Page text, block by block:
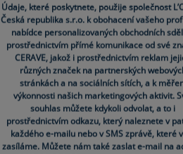
Údaje, které poskytnete, použije společnost
Česká republika s.r.o. k obohacení vašeho
nabídce personalizovaných obchodních
prostřednictvím přímé komunikace od své
CERAVE, jakož i prostřednictvím reklam
různých značek na partnerských
stránkách a na sociálních sítích, a k
výkonnosti našich marketingových aktivit.
souhlas můžete kdykoli odvolat, a to i
prostřednictvím odkazu, který naleznete v
každého e-mailu nebo v SMS zprávě, které
zasíláme. Můžete nám také zaslat e-mail na
Údaje, které poskytnete, použije společnost
Česká republika s.r.o. k obohacení vašeho
nabídce personalizovaných obchodních
prostřednictvím přímé komunikace od své
CERAVE, jakož i prostřednictvím reklam
různých značek na partnerských
stránkách a na sociálních sítích, a k
výkonnosti našich marketingových aktivit.
souhlas můžete kdykoli odvolat, a to i
prostřednictvím odkazu, který naleznete v
každého e-mailu nebo v SMS zprávě, které
zasíláme. Můžete nám také zaslat e-mail na